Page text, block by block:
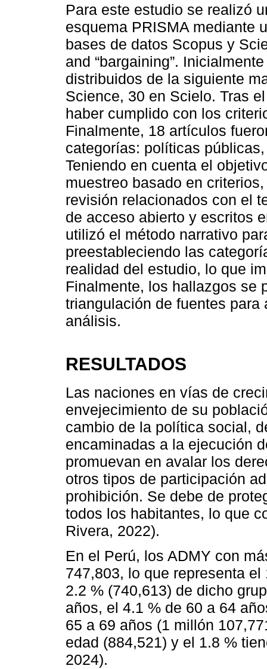
Para este estudio se realizó
esquema PRISMA mediante
bases de datos Scopus y
and “bargaining”.
distribuidos de la siguiente
Science, 30 en Scielo. Tras
haber cumplido con los
Finalmente, 18 artículos
categorías: políticas
Teniendo en cuenta el
muestreo basado en
revisión relacionados con el
de acceso abierto y escritos
utilizó el método narrativo
preestableciendo las
realidad del estudio, lo que
Finalmente, los hallazgos se
triangulación de fuentes
análisis.
RESULTADOS
Las naciones en vías de
envejecimiento de su
cambio de la política social,
encaminadas a la ejecución
promuevan en avalar los
otros tipos de participación
prohibición. Se debe de
todos los habitantes, lo que
Rivera, 2022).
En el Perú, los ADMY con
747,803, lo que representa
2.2 % (740,613) de dicho
años, el 4.1 % de 60 a 64
65 a 69 años (1 millón
edad (884,521) y el 1.8 %
2024).